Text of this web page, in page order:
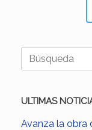
Buscar:
ULTIMAS
Avanza la obra